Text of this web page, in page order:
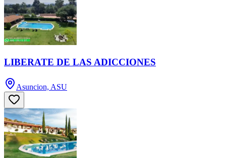
LIBERATE DE LAS ADICCIONES
Asuncion, ASU